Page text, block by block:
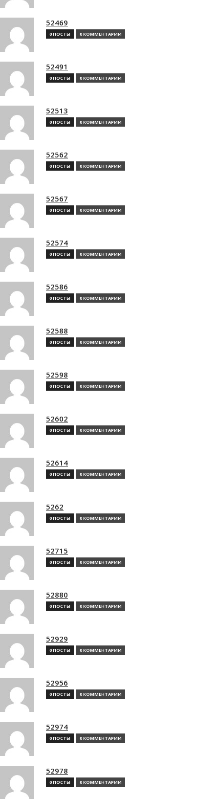
52469
0 ПОСТЫ 0 КОММЕНТАРИИ
52491
0 ПОСТЫ 0 КОММЕНТАРИИ
52513
0 ПОСТЫ 0 КОММЕНТАРИИ
52562
0 ПОСТЫ 0 КОММЕНТАРИИ
52567
0 ПОСТЫ 0 КОММЕНТАРИИ
52574
0 ПОСТЫ 0 КОММЕНТАРИИ
52586
0 ПОСТЫ 0 КОММЕНТАРИИ
52588
0 ПОСТЫ 0 КОММЕНТАРИИ
52598
0 ПОСТЫ 0 КОММЕНТАРИИ
52602
0 ПОСТЫ 0 КОММЕНТАРИИ
52614
0 ПОСТЫ 0 КОММЕНТАРИИ
5262
0 ПОСТЫ 0 КОММЕНТАРИИ
52715
0 ПОСТЫ 0 КОММЕНТАРИИ
52880
0 ПОСТЫ 0 КОММЕНТАРИИ
52929
0 ПОСТЫ 0 КОММЕНТАРИИ
52956
0 ПОСТЫ 0 КОММЕНТАРИИ
52974
0 ПОСТЫ 0 КОММЕНТАРИИ
52978
0 ПОСТЫ 0 КОММЕНТАРИИ